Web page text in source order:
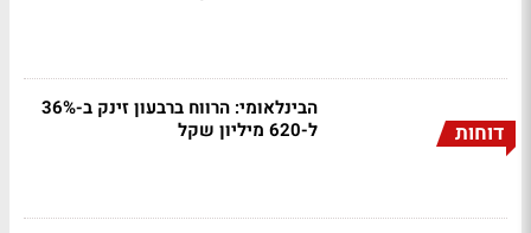
דוחות
הבינלאומי: הרווח ברבעון זינק ב-36%
ל-620 מיליון שקל